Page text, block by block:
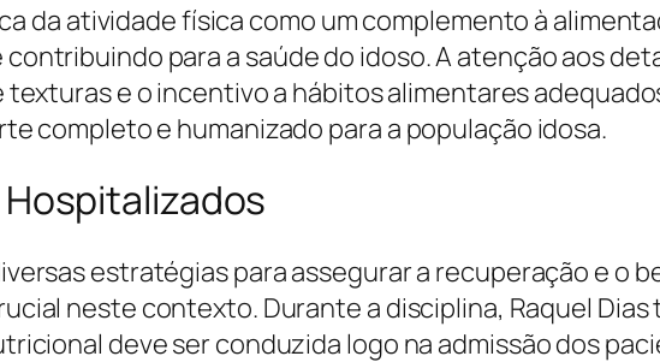
da atividade física como um complemento à
para a saúde do idoso. A atenção aos
e o incentivo a hábitos alimentares
completo e humanizado para a população idosa.
estratégias para assegurar a recuperação e o
neste contexto. Durante a disciplina, Raquel
deve ser conduzida logo na admissão dos